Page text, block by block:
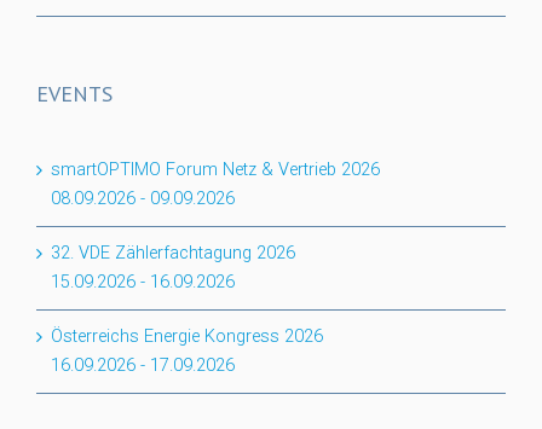
EVENTS
smartOPTIMO Forum Netz & Vertrieb 2026
08.09.2026 - 09.09.2026
32. VDE Zählerfachtagung 2026
15.09.2026 - 16.09.2026
Österreichs Energie Kongress 2026
16.09.2026 - 17.09.2026